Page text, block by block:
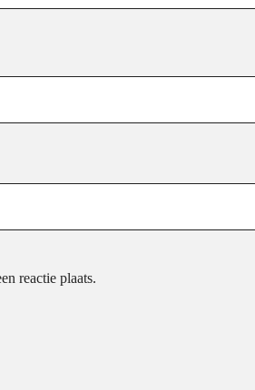
reactie plaats.